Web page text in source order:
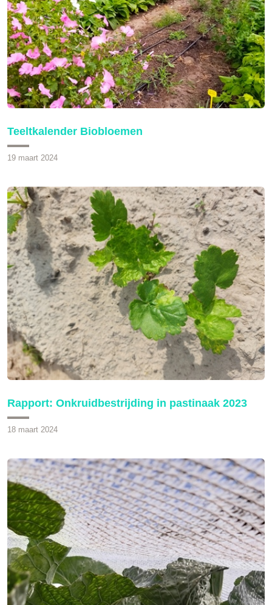
Teeltkalender Biobloemen
19 maart 2024
Rapport: Onkruidbestrijding in pastinaak 2023
18 maart 2024